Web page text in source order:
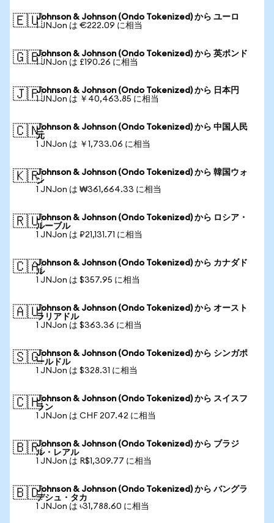
🇪🇺Johnson & Johnson (Ondo Tokenized) から ユーロ
1 JNJon は €222.09 に相当
🇬🇧Johnson & Johnson (Ondo Tokenized) から 英ポンド
1 JNJon は £190.26 に相当
🇯🇵Johnson & Johnson (Ondo Tokenized) から 日本円
1 JNJon は ￥40,463.85 に相当
🇨🇳Johnson & Johnson (Ondo Tokenized) から 中国人民
元
1 JNJon は ￥1,733.06 に相当
🇰🇷Johnson & Johnson (Ondo Tokenized) から 韓国ウォ
ン
1 JNJon は ₩361,664.33 に相当
🇷🇺Johnson & Johnson (Ondo Tokenized) から ロシア・
ルーブル
1 JNJon は ₽21,131.71 に相当
🇨🇦Johnson & Johnson (Ondo Tokenized) から カナダド
ル
1 JNJon は $357.95 に相当
🇦🇺Johnson & Johnson (Ondo Tokenized) から オースト
ラリアドル
1 JNJon は $363.36 に相当
🇸🇬Johnson & Johnson (Ondo Tokenized) から シンガポ
ールドル
1 JNJon は $328.31 に相当
🇨🇭Johnson & Johnson (Ondo Tokenized) から スイスフ
ラン
1 JNJon は CHF 207.42 に相当
🇧🇷Johnson & Johnson (Ondo Tokenized) から ブラジ
ル・レアル
1 JNJon は R$1,309.77 に相当
🇧🇩Johnson & Johnson (Ondo Tokenized) から バングラ
デシュ・タカ
1 JNJon は ৳31,788.60 に相当